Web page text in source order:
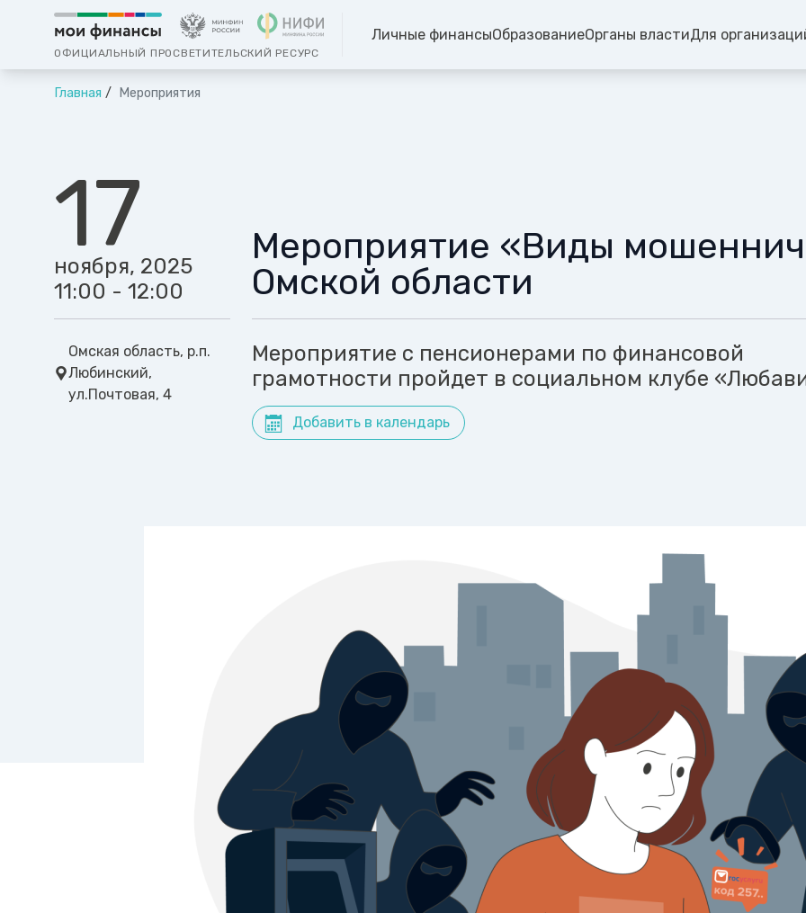
ОФИЦИАЛЬНЫЙ ПРОСВЕТИТЕЛЬСКИЙ РЕСУРС
Личные финансыОбразованиеОрганы властиДля
Главная Мероприятия
17
ноября, 2025
11:00 - 12:00
Омская область, р.п.
Любинский,
ул.Почтовая, 4
Мероприятие «Виды
Омской области
Мероприятие с пенсионерами по финансовой
грамотности пройдет в социальном клубе
Добавить в календарь